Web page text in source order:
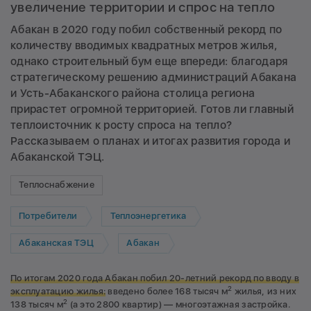
увеличение территории и спрос на тепло
Абакан в 2020 году побил собственный рекорд по
количеству вводимых квадратных метров жилья,
однако строительный бум еще впереди: благодаря
стратегическому решению администраций Абакана
и Усть-Абаканского района столица региона
прирастет огромной территорией. Готов ли главный
теплоисточник к росту спроса на тепло?
Рассказываем о планах и итогах развития города и
Абаканской ТЭЦ.
Теплоснабжение
Потребители Теплоэнергетика
Абаканская ТЭЦ Абакан
По итогам 2020 года Абакан побил 20-летний рекорд по вводу в
эксплуатацию жилья: введено более 168 тысяч м2 жилья, из них
138 тысяч м2 (а это 2800 квартир) — многоэтажная застройка.